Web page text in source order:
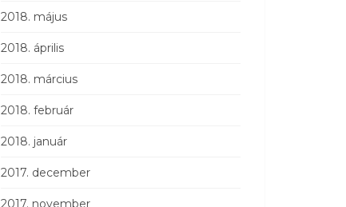
2018. május
2018. április
2018. március
2018. február
2018. január
2017. december